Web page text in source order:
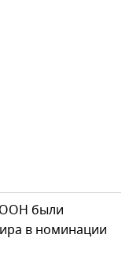
ООН были
в номинации